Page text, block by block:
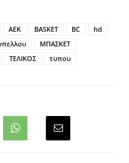
AEK BASKET BC
hd
ΜΠΑΣΚΕΤ
ΤΕΛΙΚΟΣ τυπου